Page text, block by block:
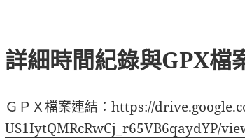
詳細時間紀錄與GPX檔
ＧＰＸ檔案連結：https://
US1IytQMRcRwCj_r65VB6qaydYP/